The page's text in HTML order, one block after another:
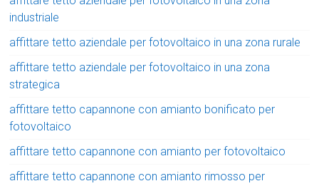
industriale
affittare tetto aziendale per fotovoltaico in una zona rurale
affittare tetto aziendale per fotovoltaico in una zona
strategica
affittare tetto capannone con amianto bonificato per
fotovoltaico
affittare tetto capannone con amianto per fotovoltaico
affittare tetto capannone con amianto rimosso per